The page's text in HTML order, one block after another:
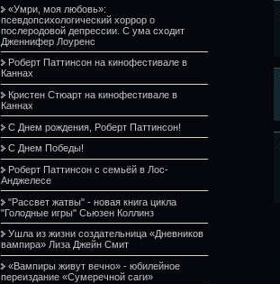
«Умри, моя любовь»:
псевдопсихологический хоррор о
послеродовой депрессии. С ума сходит
Дженнифер Лоуренс
Роберт Паттинсон на кинофестивале в
Каннах
Кристен Стюарт на кинофестивале в
Каннах
С Днем рождения, Роберт Паттинсон!
С Днем Победы!
Роберт Паттинсон с семьёй в Лос-
Анджелесе
"Рассвет жатвы" - новая книга цикла
"Голодные игры" Сьюзен Коллинз
Ушла из жизни создательница «Дневников
вампира» Лиза Джейн Смит
«Вампиры живут вечно» - юбилейное
переиздание «Сумеречной саги»